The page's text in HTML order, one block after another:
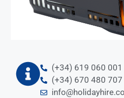
(+34) 619 060 001
(+34) 670 480 707